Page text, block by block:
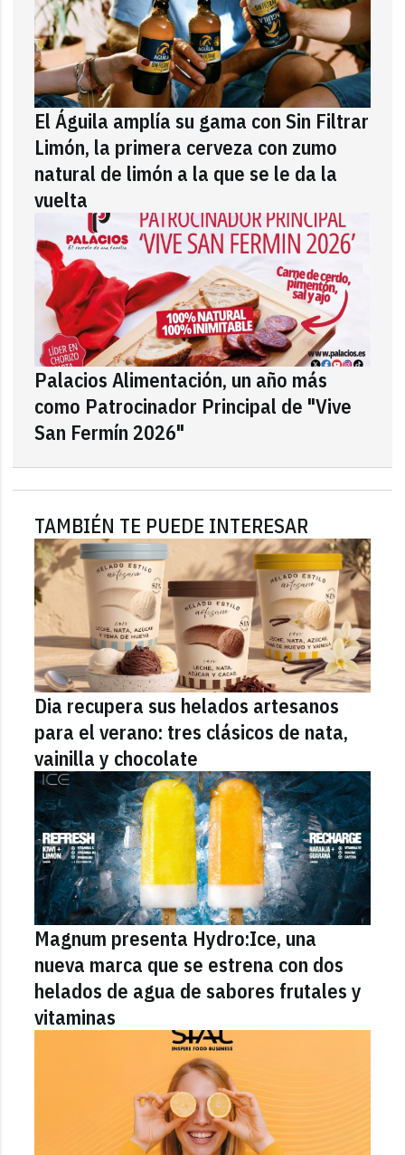
El Águila amplía su gama con Sin Filtrar
Limón, la primera cerveza con zumo
natural de limón a la que se le da la
vuelta
Palacios Alimentación, un año más
como Patrocinador Principal de "Vive
San Fermín 2026"
TAMBIÉN TE PUEDE INTERESAR
Dia recupera sus helados artesanos
para el verano: tres clásicos de nata,
vainilla y chocolate
Magnum presenta Hydro:Ice, una
nueva marca que se estrena con dos
helados de agua de sabores frutales y
vitaminas